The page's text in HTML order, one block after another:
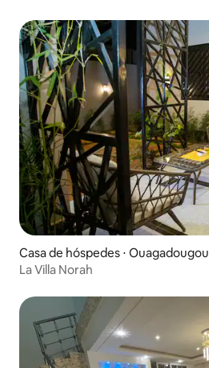
Casa de hóspedes ⋅ Ouagadougou
La Villa Norah